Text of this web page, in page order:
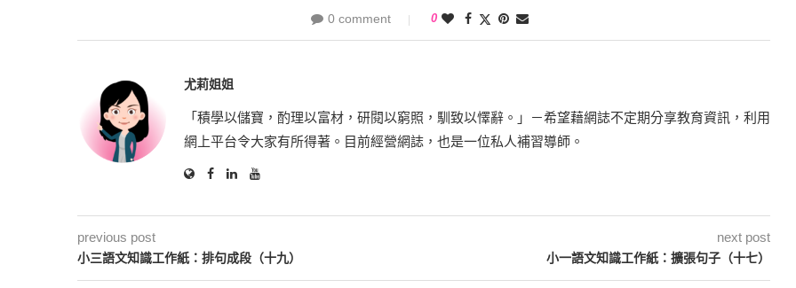
0 comment 0
尤莉姐姐
「積學以儲寶，酌理以富材，研閱以窮照，馴致以懌辭。」－希望藉網誌不定期分享教育資訊，利用
網上平台令大家有所得著。目前經營網誌，也是一位私人補習導師。
previous post
小三語文知識工作紙：排句成段（十九）
next post
小一語文知識工作紙：擴張句子（十七）